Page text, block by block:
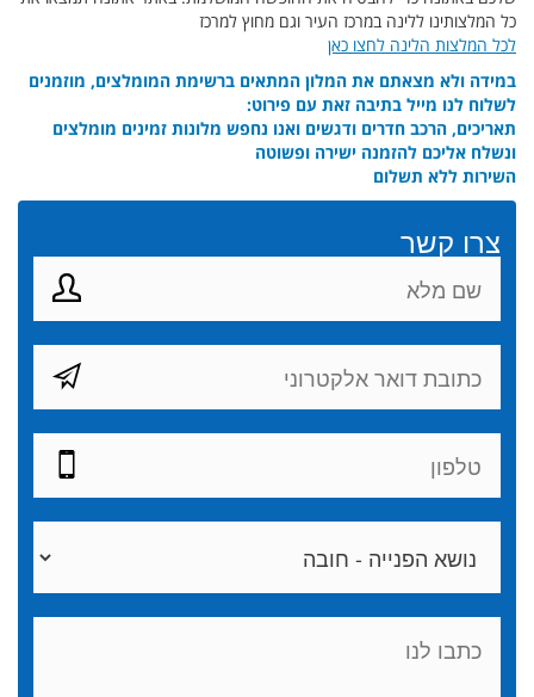
כל המלצותינו ללינה במרכז העיר וגם מחוץ למרכז
לכל המלצות הלינה לחצו כאן
במידה ולא מצאתם את המלון המתאים ברשימת המומלצים, מוזמנים
לשלוח לנו מייל בתיבה זאת עם פירוט:
תאריכים, הרכב חדרים ודגשים ואנו נחפש מלונות זמינים מומלצים
ונשלח אליכם להזמנה ישירה ופשוטה
השירות ללא תשלום